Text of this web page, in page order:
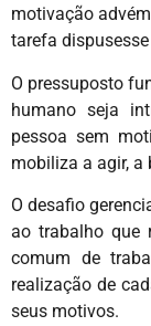
motivação
tarefa
O pressuposto
humano seja
pessoa sem
mobiliza a agir, a
O desafio
ao trabalho que
comum de
realização de
seus motivos.